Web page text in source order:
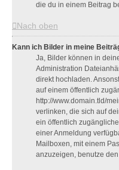
die du in einem Beitrag
Nach oben
Kann ich Bilder in meine
Ja, Bilder können in
Administration
direkt hochladen.
auf einem öffentlich
http://www.domain.tld/
verlinken, die sich auf
ein öffentlich
einer Anmeldung
Mailboxen, mit einem
anzuzeigen, benutze den